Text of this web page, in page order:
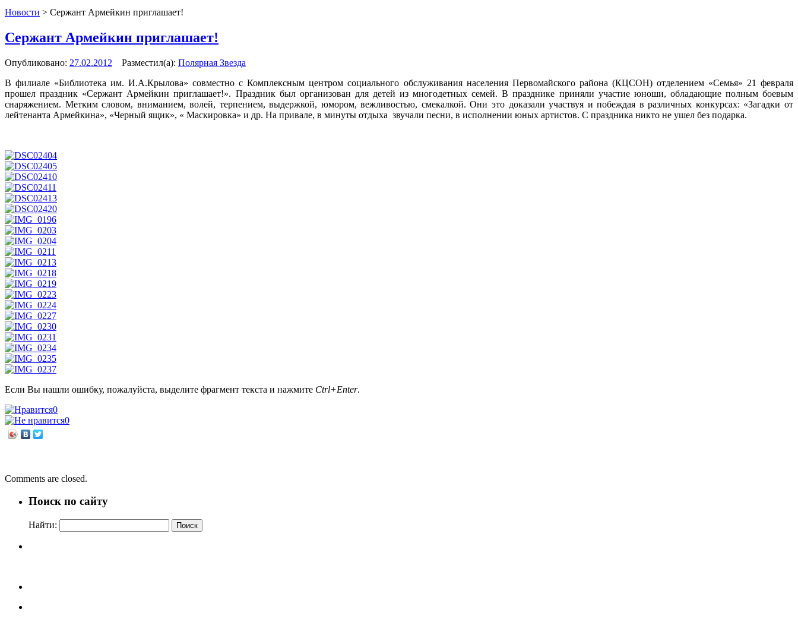
Новости > Сержант Армейкин приглашает!
Сержант Армейкин приглашает!
Опубликовано: 27.02.2012 Разместил(а): Полярная Звезда
В филиале «Библиотека им. И.А.Крылова» совместно с Комплексным центром социального обслуживания населения Первомайского района (КЦСОН) отделением «Семья» 21 февраля
прошел праздник «Сержант Армейкин приглашает!». Праздник был организован для детей из многодетных семей. В празднике приняли участие юноши, обладающие полным боевым
снаряжением. Метким словом, вниманием, волей, терпением, выдержкой, юмором, вежливостью, смекалкой. Они это доказали участвуя и побеждая в различных конкурсах: «Загадки от
лейтенанта Армейкина», «Черный ящик», « Маскировка» и др. На привале, в минуты отдыха звучали песни, в исполнении юных артистов. С праздника никто не ушел без подарка.
Если Вы нашли ошибку, пожалуйста, выделите фрагмент текста и нажмите Ctrl+Enter.
0
0
Comments are closed.
Поиск по сайту
Найти: